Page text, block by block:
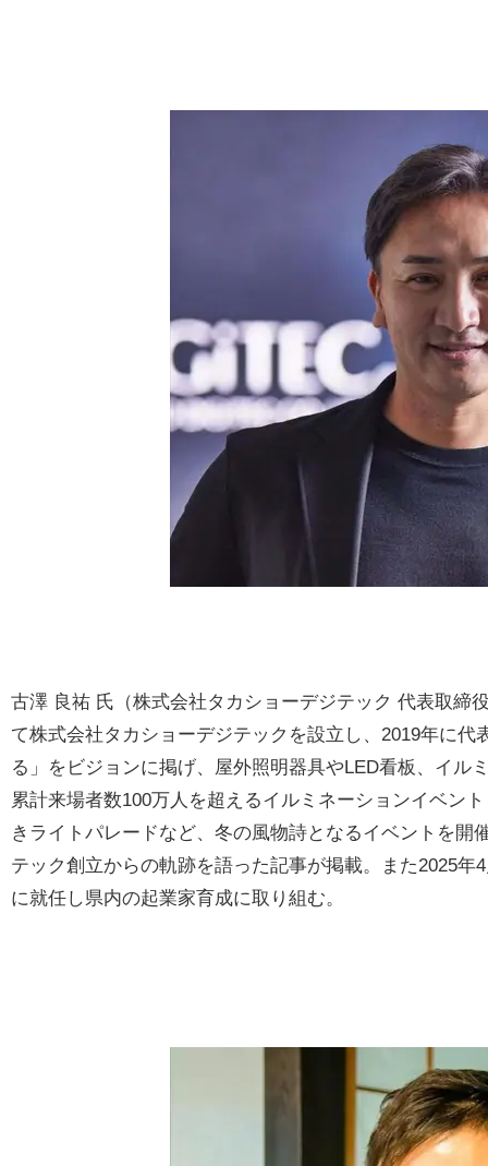
古澤 良祐 氏（株式会社タカショーデジテック 代表取締
て株式会社タカショーデジテックを設立し、2019年に
る」をビジョンに掲げ、屋外照明器具やLED看板、イル
累計来場者数100万人を超えるイルミネーションイベン
きライトパレードなど、冬の風物詩となるイベントを開
テック創立からの軌跡を語った記事が掲載。また2025
に就任し県内の起業家育成に取り組む。